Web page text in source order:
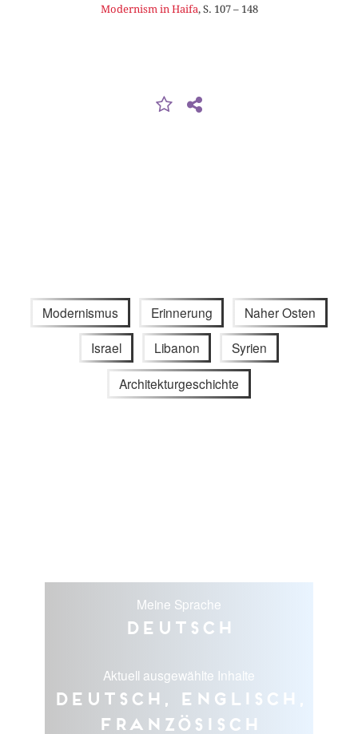
Modernism in Haifa, S. 107 – 148
Modernismus Erinnerung Naher Osten
Israel Libanon Syrien
Architekturgeschichte
Meine Sprache
Deutsch
Aktuell ausgewählte Inhalte
Deutsch, Englisch,
Französisch